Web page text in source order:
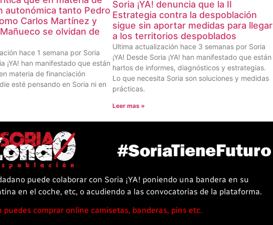
autonómica tanto Pedro
Carlos Martínez y
se olvidan de
hace 1 semana por Soria
¡YA! han manifestado que están
materia de financiación
esté pensando en Soria ni en
Soria ¡YA! denuncia que la II
Estrategia contra la despoblación
sigue sin aportar medidas para llegar
a los territorios despoblados
Ultima actualización hace 3 semanas por Soria
¡YA! Desde Soria ¡YA! han manifestado que están
hartos de informes, diagnósticos y estrategias.
Lo que necesita Soria son soluciones y medidas
prácticas.
Leer mas »
puede colaborar con Soria ¡YA! poniendo una bandera en su
en el coche, etc, o acudiendo a las convocatorias de la plataforma.
puedes comprar online camisetas, banderas, pins etc.